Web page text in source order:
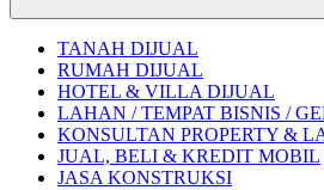
TANAH DIJUAL
RUMAH DIJUAL
HOTEL & VILLA DIJUAL
LAHAN / TEMPAT BISNIS /
KONSULTAN PROPERTY &
JUAL, BELI & KREDIT MOBIL
JASA KONSTRUKSI